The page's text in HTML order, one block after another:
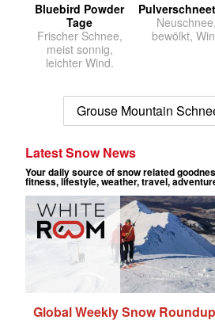
Bluebird Powder
Tage
Frischer Schnee,
meist sonnig,
leichter Wind.
Neuschnee,
bewölkt,
Grouse Mountain